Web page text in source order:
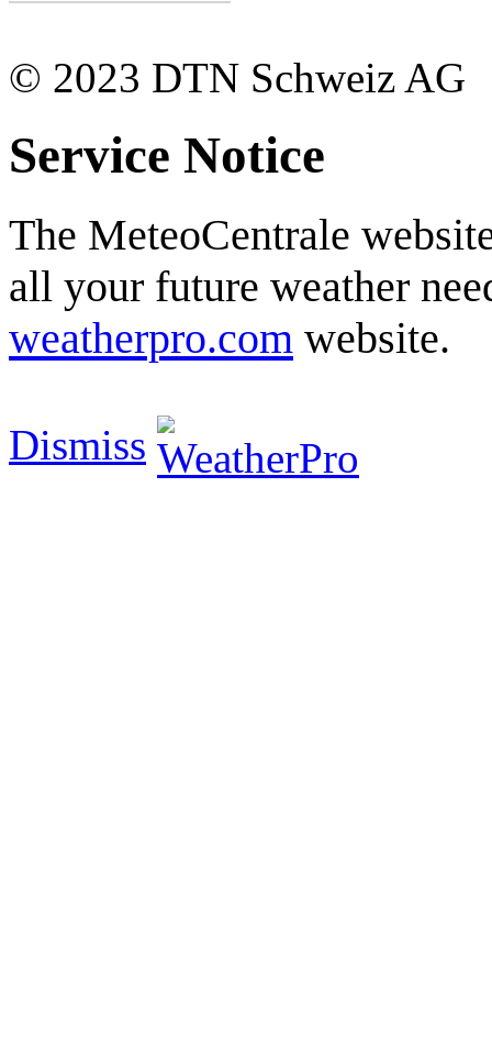
© 2023 DTN Schweiz AG
Service Notice
The MeteoCentrale
all your future weather
weatherpro.com website.
Dismiss